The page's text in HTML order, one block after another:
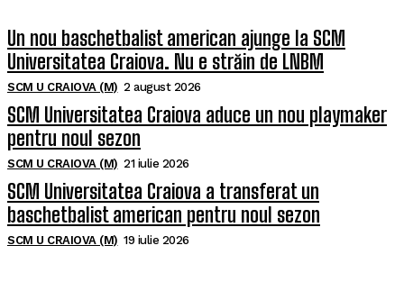
Un nou baschetbalist american ajunge la SCM
Universitatea Craiova. Nu e străin de LNBM
SCM U CRAIOVA (M) 2 august 2026
SCM Universitatea Craiova aduce un nou playmaker
pentru noul sezon
SCM U CRAIOVA (M) 21 iulie 2026
SCM Universitatea Craiova a transferat un
baschetbalist american pentru noul sezon
SCM U CRAIOVA (M) 19 iulie 2026